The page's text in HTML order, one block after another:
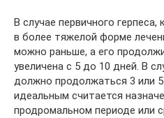
В случае первичного
в более тяжелой форме
можно раньше, а его
увеличена с 5 до 10 дней. В
должно продолжаться 3 или
идеальным считается
продромальном периоде или